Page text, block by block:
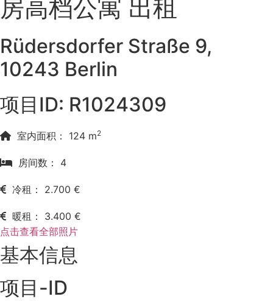
房高档公寓 出租
Rüdersdorfer Straße 9,
10243 Berlin
项目ID: R1024309
室内面积： 124 m2
房间数： 4
冷租： 2.700 €
暖租： 3.400 €
点击查看全部照片
基本信息
项目-ID